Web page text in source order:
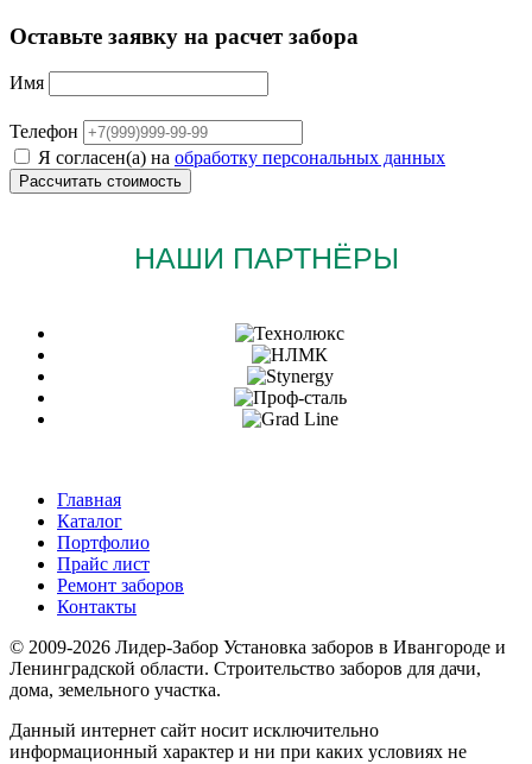
Оставьте заявку на расчет забора
Имя
Телефон
Я согласен(а) на обработку персональных данных
НАШИ ПАРТНЁРЫ
Главная
Каталог
Портфолио
Прайс лист
Ремонт заборов
Контакты
© 2009-2026 Лидер-Забор Установка заборов в Ивангороде и
Ленинградской области. Строительство заборов для дачи,
дома, земельного участка.
Данный интернет сайт носит исключительно
информационный характер и ни при каких условиях не